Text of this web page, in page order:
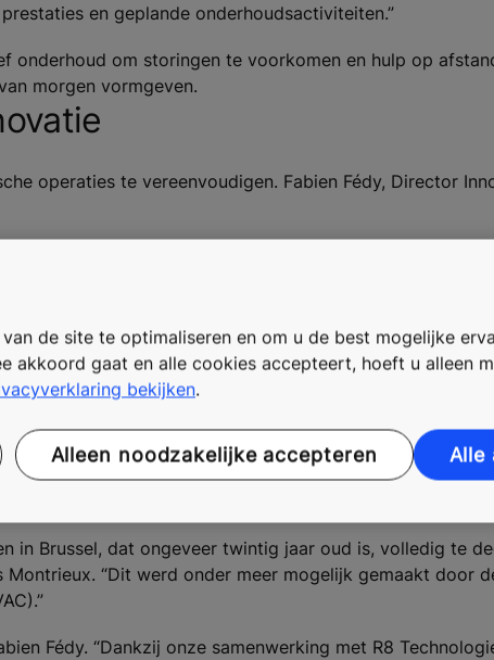
en geplande onderhoudsactiviteiten.”
onderhoud om storingen te voorkomen en hulp op
morgen vormgeven.
operaties te vereenvoudigen. Fabien Fédy, Director
technische details. Vroeger waren hiervoor meerdere
scan van de liftschacht om al deze gegevens in één
informatie en integreren we de resultaten in onze
uiteindelijk de gebruikerservaring. Het toont
milieuprestaties van gebouwen. Geconnecteerde
wordt geleidelijk verkleind.
in Brussel, dat ongeveer twintig jaar oud is, volledig te
“Dit werd onder meer mogelijk gemaakt door
Fédy. “Dankzij onze samenwerking met R8
de site te optimaliseren en om u de best mogelijke
akkoord gaat en alle cookies accepteert, hoeft u alleen
bekijken.
Alleen noodzakelijke accepteren Alle